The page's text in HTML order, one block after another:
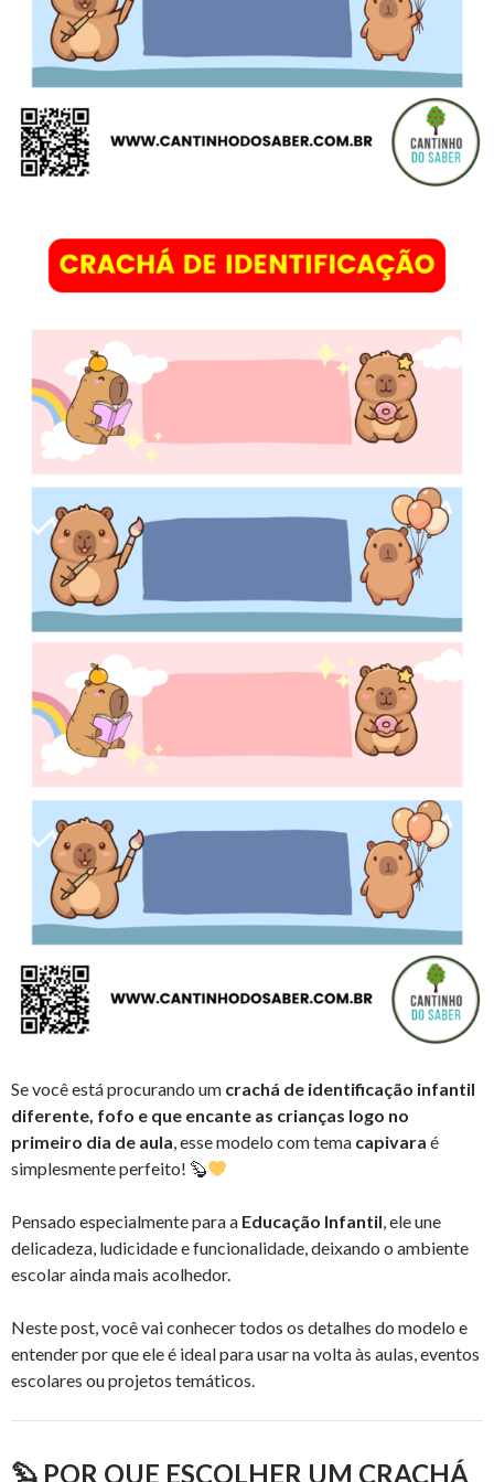
Se você está procurando um crachá de identificação infantil
diferente, fofo e que encante as crianças logo no
primeiro dia de aula, esse modelo com tema capivara é
simplesmente perfeito! 🦫
Pensado especialmente para a Educação Infantil, ele une
delicadeza, ludicidade e funcionalidade, deixando o ambiente
escolar ainda mais acolhedor.
Neste post, você vai conhecer todos os detalhes do modelo e
entender por que ele é ideal para usar na volta às aulas, eventos
escolares ou projetos temáticos.
🦫 POR QUE ESCOLHER UM CRACHÁ